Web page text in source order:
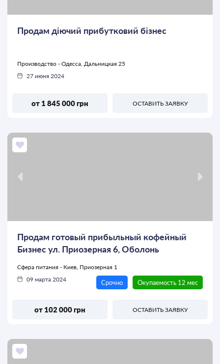
Продам діючий прибутковий бізнес
Производство - Одесса, Дальницкая 25
27 июня 2024
от 1 845 000 грн ОСТАВИТЬ ЗАЯВКУ
Продам готовый прибыльный кофейный
Бизнес ул. Приозерная 6, Оболонь
Сфера питания - Киев, Приозерная 1
09 марта 2024
Срочно Окупаемость 12 мес
от 102 000 грн ОСТАВИТЬ ЗАЯВКУ